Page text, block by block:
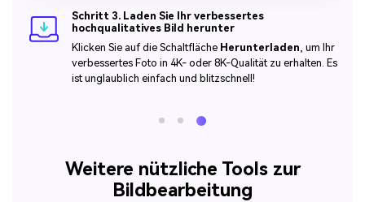
Schritt 3. Laden Sie Ihr verbessertes
hochqualitatives Bild herunter
Klicken Sie auf die Schaltfläche Herunterladen , um Ihr
verbessertes Foto in 4K- oder 8K-Qualität zu erhalten. Es
ist unglaublich einfach und blitzschnell!
Weitere nützliche Tools zur
Bildbearbeitung